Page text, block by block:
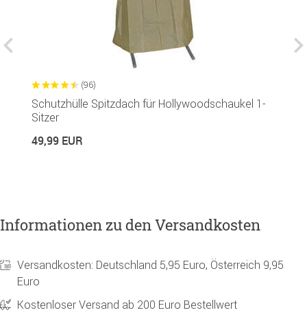
(96)
Schutzhülle Spitzdach für Hollywoodschaukel 1-
Sitzer
49,99 EUR
Informationen zu den Versandkosten
Versandkosten: Deutschland 5,95 Euro, Österreich 9,95
Euro
Kostenloser Versand ab 200 Euro Bestellwert